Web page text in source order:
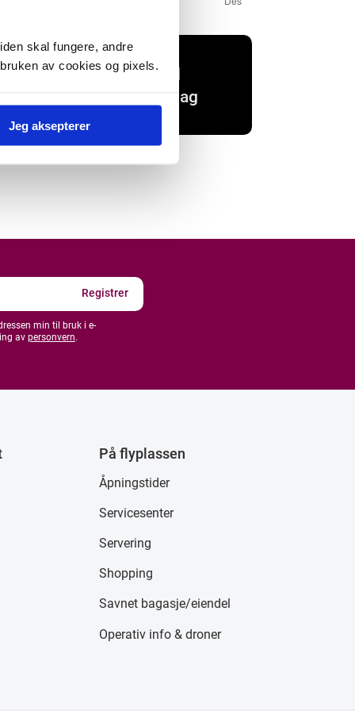
skal fungere, andre
av cookies og pixels.
Jeg aksepterer
Last ned
datagrunnlag
min til bruk i e-
avpersonvern.
På flyplassen
Åpningstider
Servicesenter
Servering
Shopping
Savnet bagasje/eiendel
Operativ info & droner